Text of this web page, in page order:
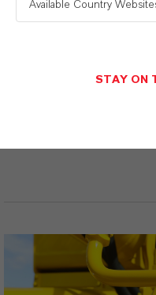
Available Country
STAY ON